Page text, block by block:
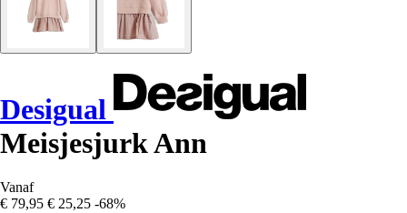
Desigual
Meisjesjurk Ann
Vanaf
€ 79,95 € 25,25 -68%